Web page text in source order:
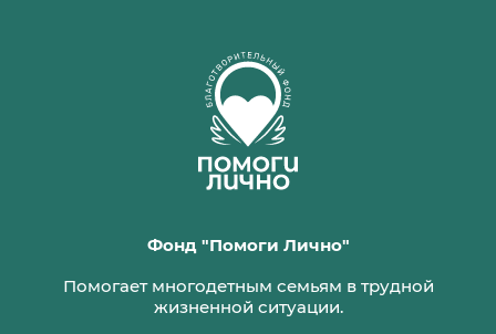
Фонд "Помоги Лично"
Помогает многодетным семьям в трудной
жизненной ситуации.